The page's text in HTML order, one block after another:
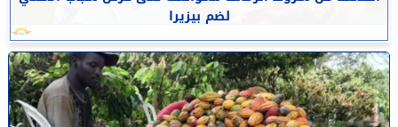
لضم بيزيرا